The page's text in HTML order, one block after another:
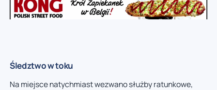
Śledztwo w toku
Na miejsce natychmiast wezwano służby ratunkowe,